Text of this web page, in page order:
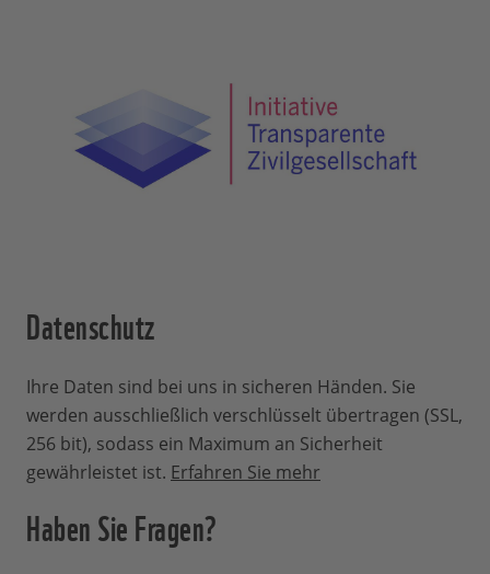
Datenschutz
Ihre Daten sind bei uns in sicheren Händen. Sie
werden ausschließlich verschlüsselt übertragen (SSL,
256 bit), sodass ein Maximum an Sicherheit
gewährleistet ist. Erfahren Sie mehr
Haben Sie Fragen?